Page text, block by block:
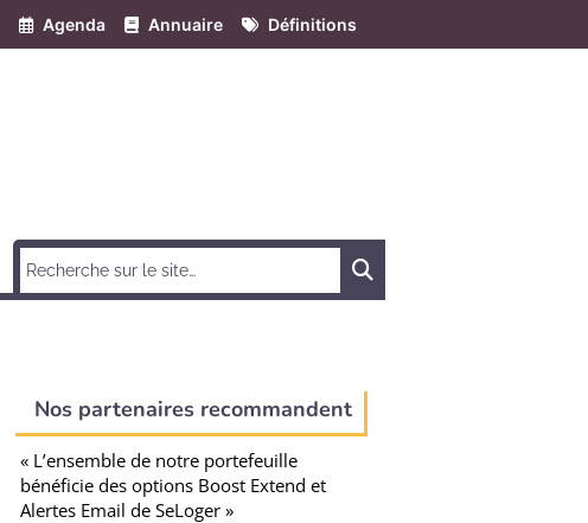
Agenda Annuaire Définitions
Nos partenaires recommandent
« L’ensemble de notre portefeuille
bénéficie des options Boost Extend et
Alertes Email de SeLoger »